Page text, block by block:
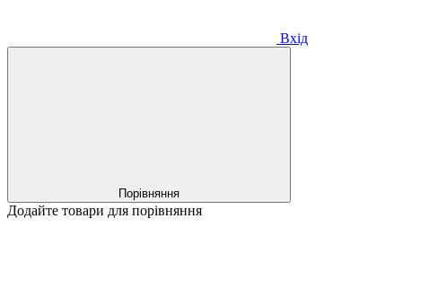
Вхід
Порівняння
Додайте товари для порівняння